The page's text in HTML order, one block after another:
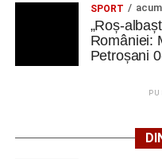
SPORT
„Roș-
României:
Petroșani